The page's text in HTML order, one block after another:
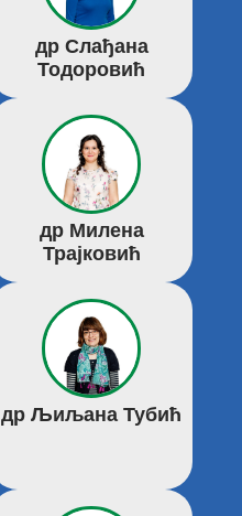
др Слађана
Тодоровић
др Милена
Трајковић
др Љиљана Тубић